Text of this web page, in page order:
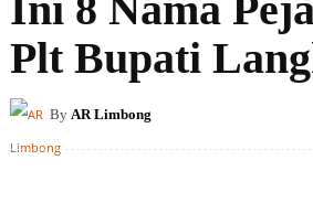
Plt Bupati
By AR Limbong